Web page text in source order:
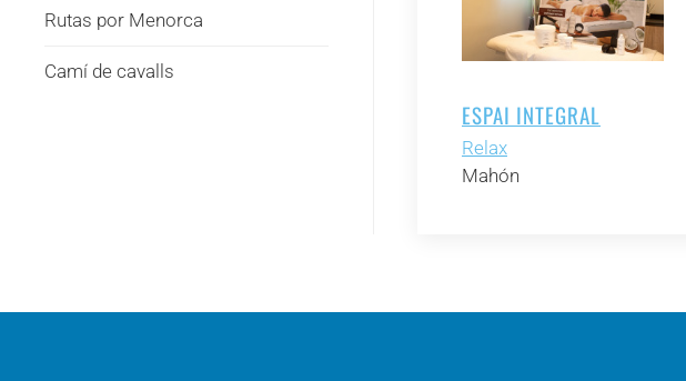
ESPAI INTEGRAL
Relax
Mahón
Rutas por Menorca
Camí de cavalls